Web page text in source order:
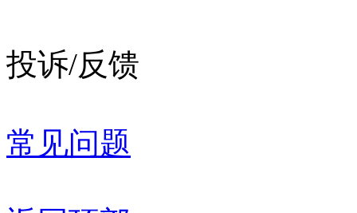
投诉/反馈
常见问题